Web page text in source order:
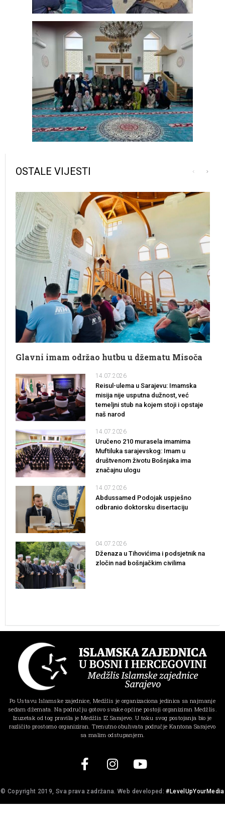
OSTALE VIJESTI
Glavni imam održao hutbu u džematu Misoča
14.07.2026
Reisul-ulema u Sarajevu: Imamska
misija nije usputna dužnost, već
temeljni stub na kojem stoji i opstaje
naš narod
14.07.2026
Uručeno 210 murasela imamima
Muftiluka sarajevskog: Imam u
društvenom životu Bošnjaka ima
značajnu ulogu
14.07.2026
Abdussamed Podojak uspješno
odbranio doktorsku disertaciju
04.07.2026
Dženaza u Tihovićima i podsjetnik na
zločin nad bošnjačkim civilima
Po Ustavu Islamske zajednice, Medžlis je organizaciona jedinica sa najmanje
sedam džemata. Na području gotovo svake općine postoji organiziran Medžlis.
Izuzetak od tog pravila je Medžlis IZ Sarajevo. U toku svog postojanja bio je
različito prostorno organiziran. Trenutno obuhvata područje Kantona Sarajevo
sa malim odstupanjem.
© Copyright 2019, Sva prava zadržana. Web developed:#LevelUpYourMedia